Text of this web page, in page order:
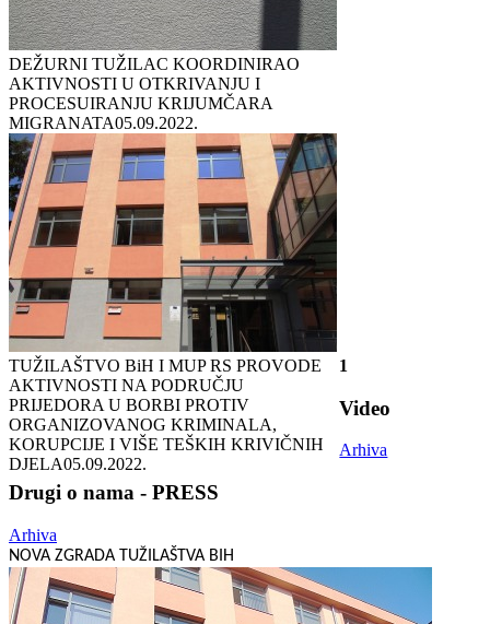
DEŽURNI TUŽILAC KOORDINIRAO
AKTIVNOSTI U OTKRIVANJU I
PROCESUIRANJU KRIJUMČARA
MIGRANATA05.09.2022.
TUŽILAŠTVO BiH I MUP RS PROVODE
AKTIVNOSTI NA PODRUČJU
PRIJEDORA U BORBI PROTIV
ORGANIZOVANOG KRIMINALA,
KORUPCIJE I VIŠE TEŠKIH KRIVIČNIH
DJELA05.09.2022.
1
Video
Arhiva
Drugi o nama - PRESS
Arhiva
NOVA ZGRADA TUŽILAŠTVA BIH